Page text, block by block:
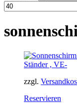
zzgl.
Reservieren